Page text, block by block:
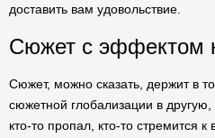
доставить вам удовольствие.
Сюжет с эффектом
Сюжет, можно сказать, держит в
сюжетной глобализации в
кто-то пропал, кто-то стремится к